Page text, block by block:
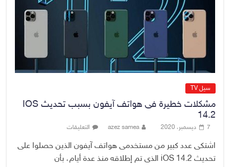
الدخيل يتابع ميدانياً سير العمل في
المشاريع الاستراتيجية بالموصل
ويشدد على ضرورة إنجازها
سيل TV
مشكلات خطيرة فى هواتف آيفون بسبب تحديث IOS
14.2
7 ديسمبر، 2020 azez samea التعليقات
اشتكى عدد كبير من مستخدمى هواتف آيفون الذين حصلوا على
تحديث iOS 14.2 الذى تم إطلاقه منذ عدة أيام، بأن